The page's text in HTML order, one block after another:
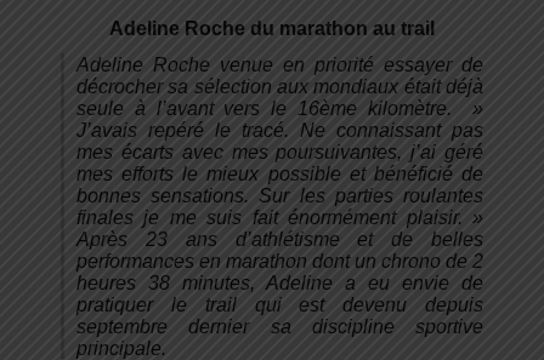
Adeline Roche du marathon au trail
Adeline Roche venue en priorité essayer de
décrocher sa sélection aux mondiaux était déjà
seule à l’avant vers le 16ème kilomètre.
»
J’avais repéré le tracé. Ne connaissant pas
mes écarts avec mes poursuivantes, j’ai géré
mes efforts le mieux possible et bénéficié de
bonnes sensations. Sur les parties roulantes
finales je me suis fait énormément plaisir. »
Après 23 ans d’athlétisme et de belles
performances en marathon dont un chrono de 2
heures 38 minutes, Adeline a eu envie de
pratiquer le trail qui est devenu depuis
septembre dernier sa discipline sportive
principale.